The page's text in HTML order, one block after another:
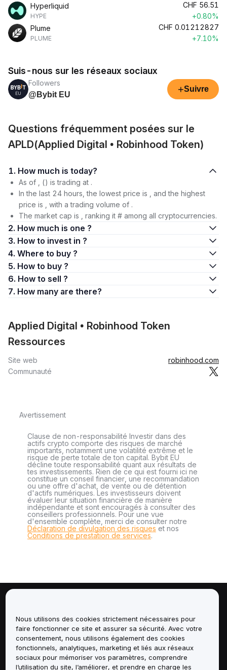
Hyperliquid
HYPE
CHF 56.51
+0.80%
Plume
PLUME
CHF 0.01212827
+7.10%
Suis-nous sur les réseaux sociaux
Followers
@Bybit EU
+Suivre
Questions fréquemment posées sur le
APLD(Applied Digital • Robinhood Token)
1. How much is today?
As of , () is trading at .
In the last 24 hours, the lowest price is , and the highest
price is , with a trading volume of .
The market cap is , ranking it # among all cryptocurrencies.
2. How much is one ?
3. How to invest in ?
4. Where to buy ?
5. How to buy ?
6. How to sell ?
7. How many are there?
Applied Digital • Robinhood Token
Ressources
Site web
robinhood.com
Communauté
Avertissement
Clause de non-responsabilité Investir dans des
actifs crypto comporte des risques de marché
importants, notamment une volatilité extrême et le
risque de perte totale de ton capital. Bybit EU
décline toute responsabilité quant aux résultats de
tes investissements. Rien de ce qui est fourni ici ne
constitue un conseil financier, une recommandation
ou une offre d'achat, de vente ou de détention
d'actifs numériques. Les investisseurs doivent
évaluer leur situation financière de manière
indépendante et sont encouragés à consulter des
conseillers professionnels. Pour une vue
d'ensemble complète, merci de consulter notre
Déclaration de divulgation des risques et nos
Conditions de prestation de services.
Services
Assistance
Nous utilisons des cookies strictement nécessaires pour
faire fonctionner ce site et assurer sa sécurité. Avec votre
consentement, nous utilisons également des cookies
fonctionnels, analytiques, marketing et liés aux réseaux
sociaux pour mémoriser vos paramètres, comprendre
l’utilisation du site, l’améliorer, et prendre en charge les